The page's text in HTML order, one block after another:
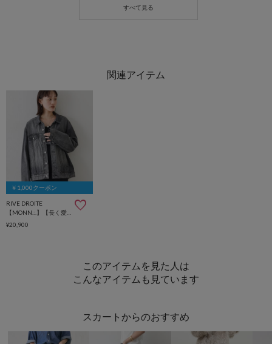
￥1,000クーポン
RIVE DROITE
【MONN.:.】【長く愛用したくなる】デニムジャケット
¥20,900
このアイテムを見た人は
こんなアイテムも見ています
スカートからのおすすめ